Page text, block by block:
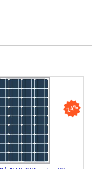
TRỜI MONO150W
24%